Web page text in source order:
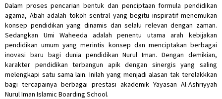
Dalam proses pencarian bentuk dan penciptaan formula pendidikan
agama, Abah adalah tokoh sentral yang begitu inspiratif menemukan
konsep pendidikan yang dinamis dan selalu relevan dengan zaman.
Sedangkan Umi Waheeda adalah penentu utama arah kebijakan
pendidikan umum yang merintis konsep dan menciptakan berbagai
inovasi baru bagi dunia pendidikan Nurul Iman. Dengan demikian,
karakter pendidikan terbangun apik dengan sinergis yang saling
melengkapi satu sama lain. Inilah yang menjadi alasan tak terelakkkan
bagi tercapainya berbagai prestasi akademik Yayasan Al-Ashriyyah
Nurul Iman Islamic Boarding School.